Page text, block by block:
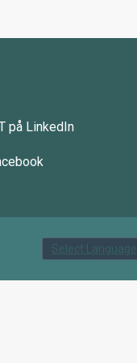
på LinkedIn
Select Language